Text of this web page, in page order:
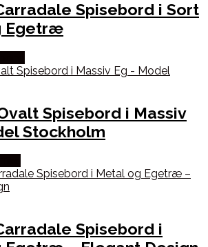
Spisebord i Sort
Egetræ
Spisebord i Massiv
Stockholm
Spisebord i